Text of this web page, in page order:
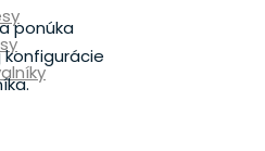
ponúka